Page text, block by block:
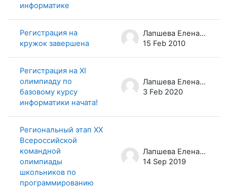
информатике
Регистрация на
кружок завершена
Лапшева Елена Евгеньевна
15 Feb 2010
Регистрация на XI
олимпиаду по
базовому курсу
информатики начата!
Лапшева Елена Евгеньевна
3 Feb 2020
Региональный этап XX
Всероссийской
командной
олимпиады
школьников по
программированию
Лапшева Елена Евгеньевна
14 Sep 2019